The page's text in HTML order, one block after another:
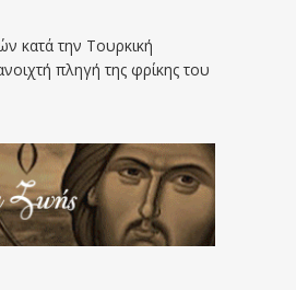
κατά την Τουρκική
πληγή της φρίκης του